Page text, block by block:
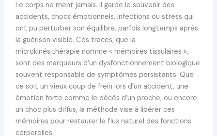
Le corps ne ment jamais. Il garde le souvenir des
accidents, chocs émotionnels, infections ou stress qui
ont pu perturber son équilibre, parfois longtemps après
la guérison visible. Ces traces, que la
microkinésithérapie nomme « mémoires tissulaires »,
sont des marqueurs d’un dysfonctionnement biologique
souvent responsable de symptômes persistants. Que
ce soit un vieux coup de frein lors d’un accident, une
émotion forte comme le décès d’un proche, ou encore
un choc plus diffus, la méthode vise à libérer ces
mémoires pour restaurer le flux naturel des fonctions
corporelles.